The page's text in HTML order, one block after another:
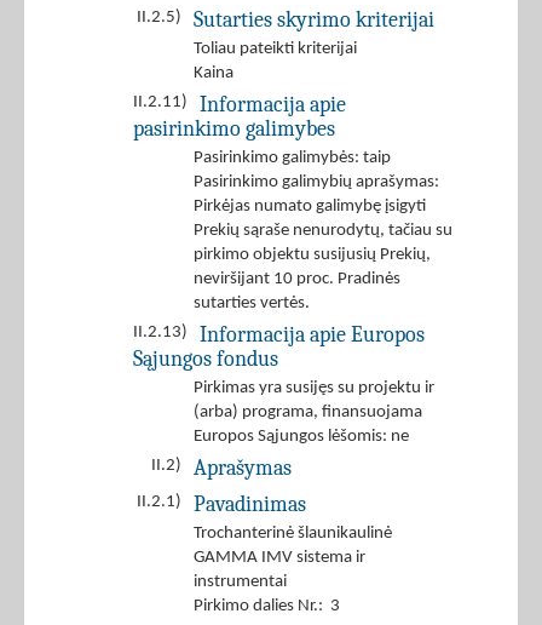
II.2.5)
Sutarties skyrimo kriterijai
Toliau pateikti kriterijai
Kaina
II.2.11)
Informacija apie
pasirinkimo galimybes
Pasirinkimo galimybės: taip
Pasirinkimo galimybių aprašymas:
Pirkėjas numato galimybę įsigyti
Prekių sąraše nenurodytų, tačiau su
pirkimo objektu susijusių Prekių,
neviršijant 10 proc. Pradinės
sutarties vertės.
II.2.13)
Informacija apie Europos
Sąjungos fondus
Pirkimas yra susijęs su projektu ir
(arba) programa, finansuojama
Europos Sąjungos lėšomis: ne
II.2)
Aprašymas
II.2.1) Pavadinimas
Trochanterinė šlaunikaulinė
GAMMA IMV sistema ir
instrumentai
Pirkimo dalies Nr.: 3